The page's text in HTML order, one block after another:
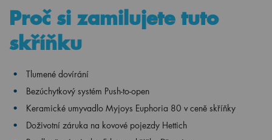
Proč si zamilujete tuto
skříňku
Tlumené dovírání
Bezúchytkový systém Push-to-open
Keramické umyvadlo Myjoys Euphoria 80 v ceně skříňky
Doživotní záruka na kovové pojezdy Hettich